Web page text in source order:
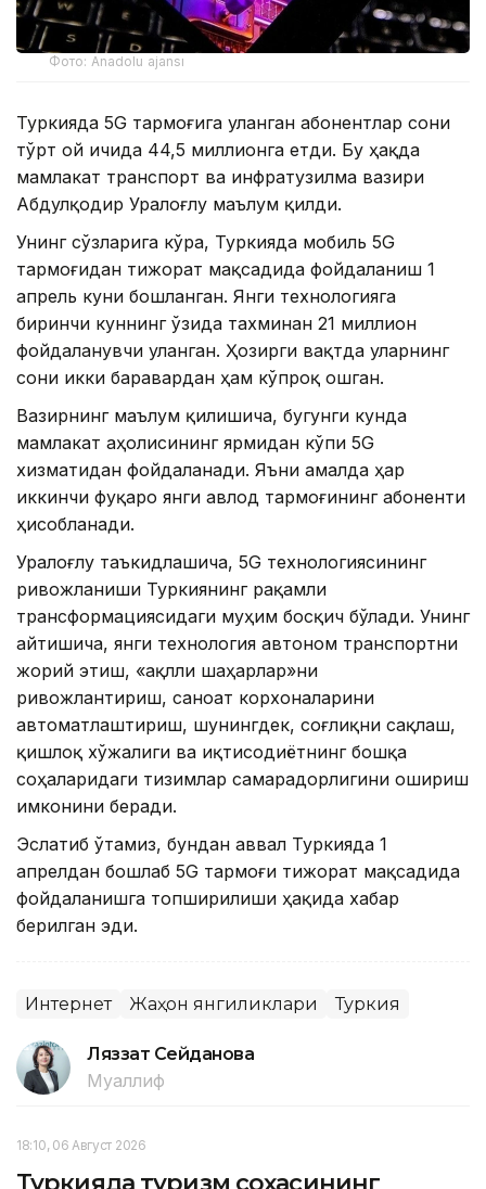
Фото: Anadolu ajansı
Туркияда 5G тармоғига уланган абонентлар сони
тўрт ой ичида 44,5 миллионга етди. Бу ҳақда
мамлакат транспорт ва инфратузилма вазири
Абдулқодир Уралоғлу маълум қилди.
Унинг сўзларига кўра, Туркияда мобиль 5G
тармоғидан тижорат мақсадида фойдаланиш 1
апрель куни бошланган. Янги технологияга
биринчи куннинг ўзида тахминан 21 миллион
фойдаланувчи уланган. Ҳозирги вақтда уларнинг
сони икки баравардан ҳам кўпроқ ошган.
Вазирнинг маълум қилишича, бугунги кунда
мамлакат аҳолисининг ярмидан кўпи 5G
хизматидан фойдаланади. Яъни амалда ҳар
иккинчи фуқаро янги авлод тармоғининг абоненти
ҳисобланади.
Уралоғлу таъкидлашича, 5G технологиясининг
ривожланиши Туркиянинг рақамли
трансформациясидаги муҳим босқич бўлади. Унинг
айтишича, янги технология автоном транспортни
жорий этиш, «ақлли шаҳарлар»ни
ривожлантириш, саноат корхоналарини
автоматлаштириш, шунингдек, соғлиқни сақлаш,
қишлоқ хўжалиги ва иқтисодиётнинг бошқа
соҳаларидаги тизимлар самарадорлигини ошириш
имконини беради.
Эслатиб ўтамиз, бундан аввал Туркияда 1
апрелдан бошлаб 5G тармоғи тижорат мақсадида
фойдаланишга топширилиши ҳақида хабар
берилган эди.
Интернет Жаҳон янгиликлари Туркия
Ляззат Сейданова
Муаллиф
18:10, 06 Август 2026